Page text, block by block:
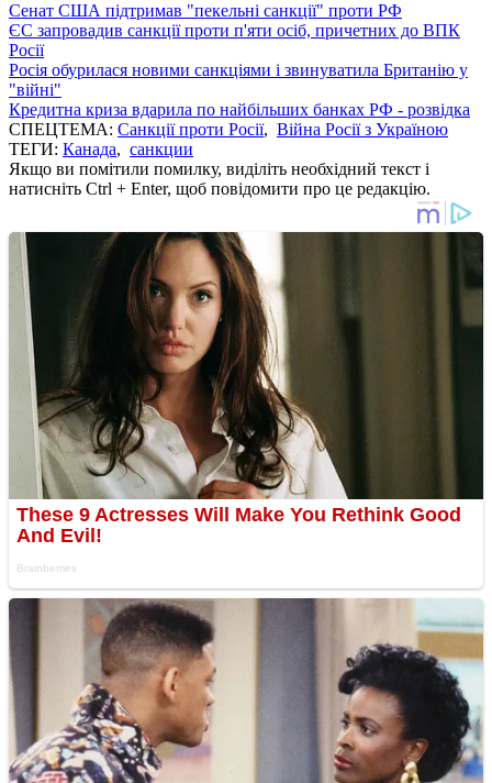
Сенат США підтримав "пекельні санкції" проти РФ
ЄС запровадив санкції проти п'яти осіб, причетних до ВПК
Росії
Росія обурилася новими санкціями і звинуватила Британію у
"війні"
Кредитна криза вдарила по найбільших банках РФ - розвідка
СПЕЦТЕМА: Санкції проти Росії, Війна Росії з Україною
ТЕГИ: Канада, санкции
Якщо ви помітили помилку, виділіть необхідний текст і
натисніть Ctrl + Enter, щоб повідомити про це редакцію.